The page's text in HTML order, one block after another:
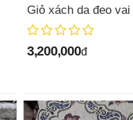
Giỏ xách da đeo vai
3,200,000đ